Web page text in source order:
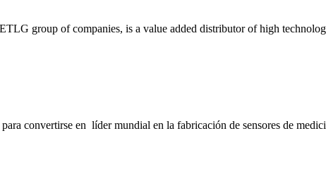
group of companies, is a value added distributor of high
convertirse en líder mundial en la fabricación de sensores de